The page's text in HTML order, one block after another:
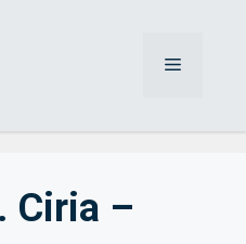
Menú
Ciria –